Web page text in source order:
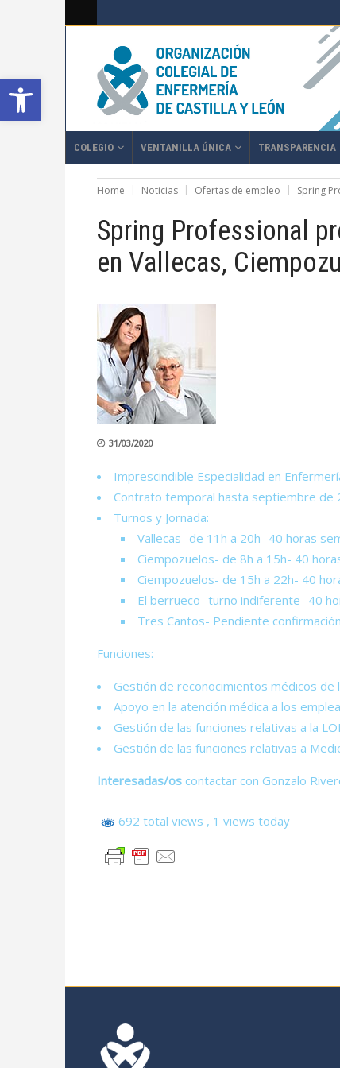
Abrir barra de herramientas
COLEGIO VENTANILLA ÚNICA TRANSPARENCIA
Home Noticias Ofertas de empleo Spring
Spring Professional
en Vallecas,
31/03/2020
Imprescindible Especialidad en
Contrato temporal hasta septiembre de
Turnos y Jornada:
Vallecas- de 11h a 20h- 40 horas
Ciempozuelos- de 8h a 15h- 40
Ciempozuelos- de 15h a 22h- 40
El berrueco- turno indiferente- 40
Tres Cantos- Pendiente
Funciones:
Gestión de reconocimientos médicos de
Apoyo en la atención médica a los
Gestión de las funciones relativas a la
Gestión de las funciones relativas a
Interesadas/os contactar con Gonzalo
692 total views , 1 views today